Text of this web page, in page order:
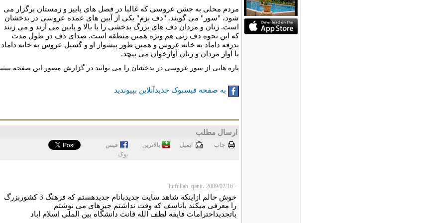
مردم محلی به جشن عروسی که غالبا در فصل های پاییز و زمستان برگزار می
شود، "سور" می گویند. "دف بزم" یکی از آیین های عمده عروسی در بدخشان
است. زنان و مردان دف های بزرگ بدخشی را با بالا و پایین می آرند و می زنند
که این نحوه دف زنی هم ویژه همین منطقه است. صدای دف در طول مدت
بدرقه داماد به خانه عروس و همین طور پیشواز او و گسیل عروس به خانه داماد
با آواز مردان و زنان آوازخوان می پیچد.
پاره هایی از سور عروسی در بدخشان را می توانید در گزارش مصور این صفحه
به صفحه فیسبوک جدیدآنلاین بپیوندید
ارسال مطلب
چاپ ايميل بالاترین
فيس
بوک
- lutfullah_qanit، 2009/02/16
خوش حالم ازاینکه شاهد سایت جدیدبانام جدیدهستم که فرهنگ 3 کشوربزرگ
را معرفی میکند باتاسف که وقت نداشتم جیزهای می نوشتم
باتجدیداحترامات فایقه لطف الله قانت دانشگاه بین الملی اسلام اباد